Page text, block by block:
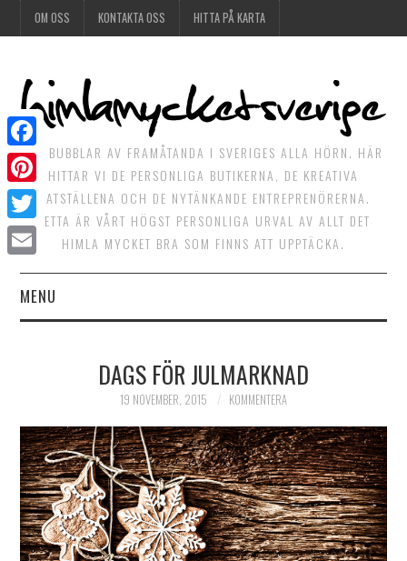
OM OSS KONTAKTA OSS HITTA PÅ KARTA
DET BUBBLAR AV FRAMÅTANDA I SVERIGES ALLA HÖRN. HÄR
HITTAR VI DE PERSONLIGA BUTIKERNA, DE KREATIVA
MATSTÄLLENA OCH DE NYTÄNKANDE ENTREPRENÖRERNA.
DETTA ÄR VÅRT HÖGST PERSONLIGA URVAL AV ALLT DET
HIMLA MYCKET BRA SOM FINNS ATT UPPTÄCKA.
MENU
HIMLAGRÖNT
HIMLAMYSIGT
HIMLASNYGGT
VI MÖTER
DAGS FÖR JULMARKNAD
19 NOVEMBER, 2015 KOMMENTERA
Facebook
Pinterest
Twitter
Email